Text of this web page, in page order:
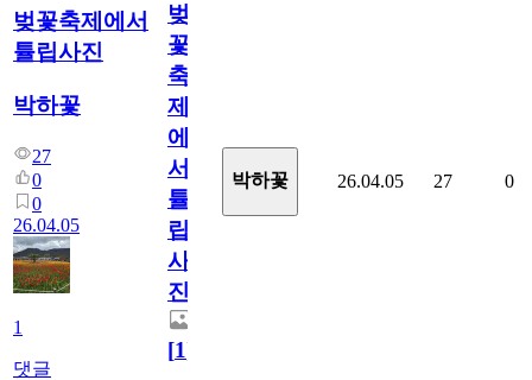
벚꽃축제에서
튤립사진
박하꽃
27
0
0
26.04.05
1
댓글
벚
꽃
축
제
에
서
튤
립
사
진
[1]
박하꽃 26.04.05 27 0